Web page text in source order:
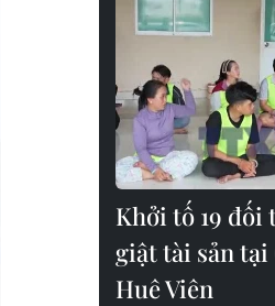
Khởi tố 19 đối
giật tài sản tại
Huê Viên